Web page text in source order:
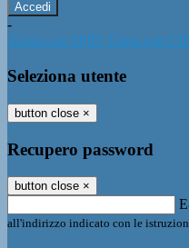
-
Entra con SPID Entra con
Seleziona utente
button close ×
Recupero password
button close ×
all'indirizzo indicato con le